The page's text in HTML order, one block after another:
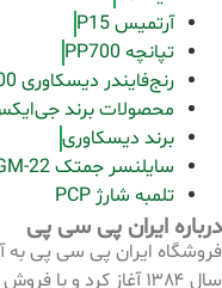
آرتمیس P15
تپانچه PP700
رنج‌فایندر دیسکاوری D800
محصولات برند
برند دیسکاوری
سایلنسر جمتک GM-22
تلمبه شارژ PCP
درباره ایران پی سی پی
سال ۱۳۸۴ آغاز کرد و